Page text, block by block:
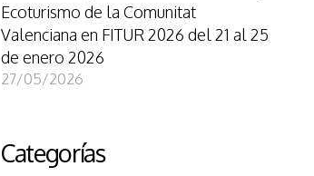
Ecoturismo de la Comunitat
Valenciana en FITUR 2026 del 21 al 25
de enero 2026
27/05/2026
Categorías